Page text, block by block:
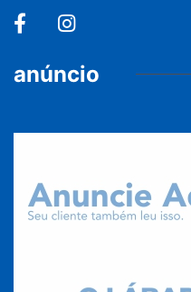
anúncio